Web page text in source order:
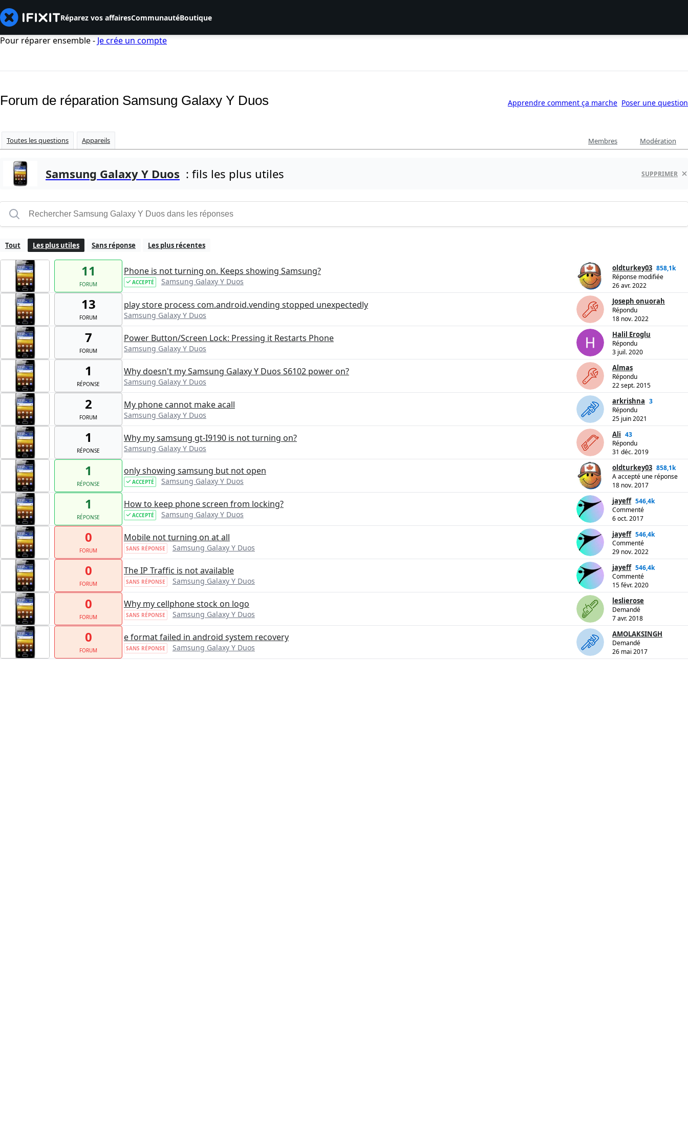
Réparez vos affairesCommunautéBoutique
Pour réparer ensemble - Je crée un compte
Forum de réparation Samsung Galaxy Y Duos Apprendre comment ça marche Poser une question
Toutes les questions Appareils Membres Modération
Samsung Galaxy Y Duos : fils les plus utiles SUPPRIMER
Tout Les plus utiles Sans réponse Les plus récentes
11
FORUM
Phone is not turning on. Keeps showing Samsung?
ACCEPTÉ Samsung Galaxy Y Duos
oldturkey03 858,1k
Réponse modifiée
26 avr. 2022
13
FORUM
play store process com.android.vending stopped unexpectedly
Samsung Galaxy Y Duos
Joseph onuorah
Répondu
18 nov. 2022
7
FORUM
Power Button/Screen Lock: Pressing it Restarts Phone
Samsung Galaxy Y Duos
Halil Eroglu
Répondu
3 juil. 2020
1
RÉPONSE
Why doesn't my Samsung Galaxy Y Duos S6102 power on?
Samsung Galaxy Y Duos
Almas
Répondu
22 sept. 2015
2
FORUM
My phone cannot make acall
Samsung Galaxy Y Duos
arkrishna 3
Répondu
25 juin 2021
1
RÉPONSE
Why my samsung gt-I9190 is not turning on?
Samsung Galaxy Y Duos
Ali 43
Répondu
31 déc. 2019
1
RÉPONSE
only showing samsung but not open
ACCEPTÉ Samsung Galaxy Y Duos
oldturkey03 858,1k
A accepté une réponse
18 nov. 2017
1
RÉPONSE
How to keep phone screen from locking?
ACCEPTÉ Samsung Galaxy Y Duos
jayeff 546,4k
Commenté
6 oct. 2017
0
FORUM
Mobile not turning on at all
SANS RÉPONSE Samsung Galaxy Y Duos
jayeff 546,4k
Commenté
29 nov. 2022
0
FORUM
The IP Traffic is not available
SANS RÉPONSE Samsung Galaxy Y Duos
jayeff 546,4k
Commenté
15 févr. 2020
0
FORUM
Why my cellphone stock on logo
SANS RÉPONSE Samsung Galaxy Y Duos
leslierose
Demandé
7 avr. 2018
0
FORUM
e format failed in android system recovery
SANS RÉPONSE Samsung Galaxy Y Duos
AMOLAKSINGH
Demandé
26 mai 2017